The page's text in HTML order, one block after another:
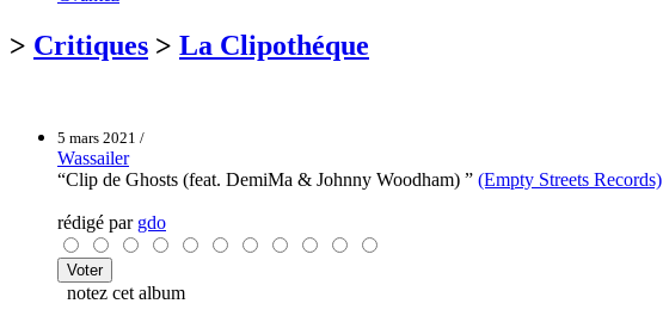
> Critiques > La Clipothéque
5 mars 2021 /
Wassailer
“Clip de Ghosts (feat. DemiMa & Johnny Woodham) ” (Empty Streets Records)
rédigé par gdo
notez cet album